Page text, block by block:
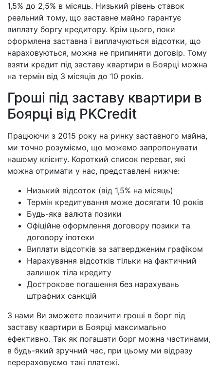
1,5% до 2,5% в місяць. Низький рівень ставок
реальний тому, що заставне майно гарантує
виплату боргу кредитору. Крім цього, поки
оформлена заставна і виплачуються відсотки, що
нараховуються, можна не припиняти договір. Тому
взяти кредит під заставу квартири в Боярці можна
на термін від 3 місяців до 10 років.
Гроші під заставу квартири в
Боярці від PKCredit
Працюючи з 2015 року на ринку заставного майна,
ми точно розуміємо, що можемо запропонувати
нашому клієнту. Короткий список переваг, які
можна отримати у нас, представлені нижче:
Низький відсоток (від 1,5% на місяць)
Термін кредитування може досягати 10 років
Будь-яка валюта позики
Офіційне оформлення договору позики та
договору іпотеки
Виплати відсотків за затвердженим графіком
Нарахування відсотків тільки на фактичний
залишок тіла кредиту
Дострокове погашення без нарахувань
штрафних санкцій
З нами Ви зможете позичити гроші в борг під
заставу квартири в Боярці максимально
ефективно. Так як погашати борг можна частинами,
в будь-який зручний час, при цьому ми відразу
перераховуємо такі платежі.